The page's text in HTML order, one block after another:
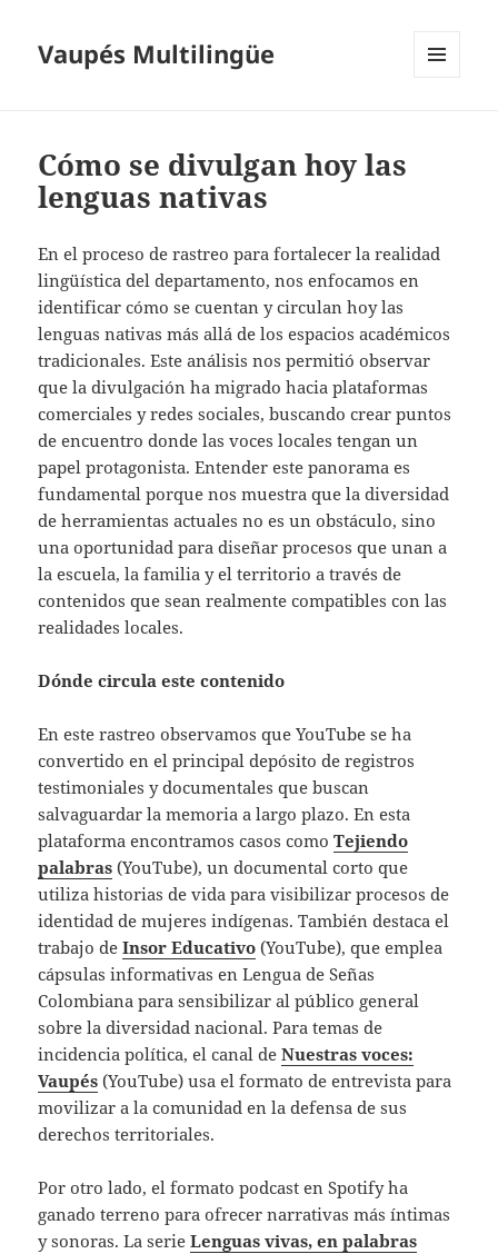
Vaupés Multilingüe
Cómo se divulgan hoy las
lenguas nativas
En el proceso de rastreo para fortalecer la realidad
lingüística del departamento, nos enfocamos en
identificar cómo se cuentan y circulan hoy las
lenguas nativas más allá de los espacios académicos
tradicionales. Este análisis nos permitió observar
que la divulgación ha migrado hacia plataformas
comerciales y redes sociales, buscando crear puntos
de encuentro donde las voces locales tengan un
papel protagonista. Entender este panorama es
fundamental porque nos muestra que la diversidad
de herramientas actuales no es un obstáculo, sino
una oportunidad para diseñar procesos que unan a
la escuela, la familia y el territorio a través de
contenidos que sean realmente compatibles con las
realidades locales.
Dónde circula este contenido
En este rastreo observamos que YouTube se ha
convertido en el principal depósito de registros
testimoniales y documentales que buscan
salvaguardar la memoria a largo plazo. En esta
plataforma encontramos casos comoTejiendo
palabras (YouTube), un documental corto que
utiliza historias de vida para visibilizar procesos de
identidad de mujeres indígenas. También destaca el
trabajo deInsor Educativo (YouTube), que emplea
cápsulas informativas en Lengua de Señas
Colombiana para sensibilizar al público general
sobre la diversidad nacional. Para temas de
incidencia política, el canal deNuestras voces:
Vaupés (YouTube) usa el formato de entrevista para
movilizar a la comunidad en la defensa de sus
derechos territoriales.
Por otro lado, el formato podcast en Spotify ha
ganado terreno para ofrecer narrativas más íntimas
y sonoras. La serieLenguas vivas, en palabras